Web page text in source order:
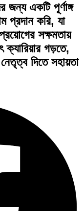
একটি পূর্ণাঙ্গ
প্রদান করি, যা
সক্ষমতায়
ক্যারিয়ার গড়তে,
দিতে সহায়তা